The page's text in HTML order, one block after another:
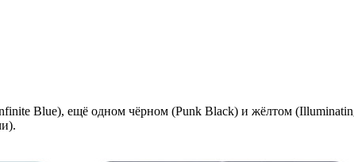
Blue), ещё одном чёрном (Punk Black) и жёлтом